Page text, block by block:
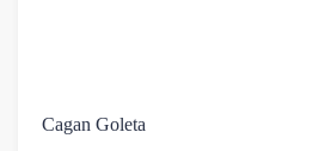
Cagan Goleta